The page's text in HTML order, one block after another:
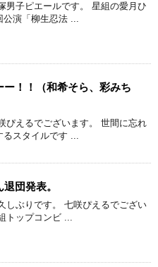
男子ピエールです。 星組の愛月ひ
公演「柳生忍法 ...
ー！！（和希そら、彩みち
ぴえるでございます。 世間に忘れ
るスタイルです ...
団発表。
しぶりです。 七咲ぴえるでござい
トップコンビ ...